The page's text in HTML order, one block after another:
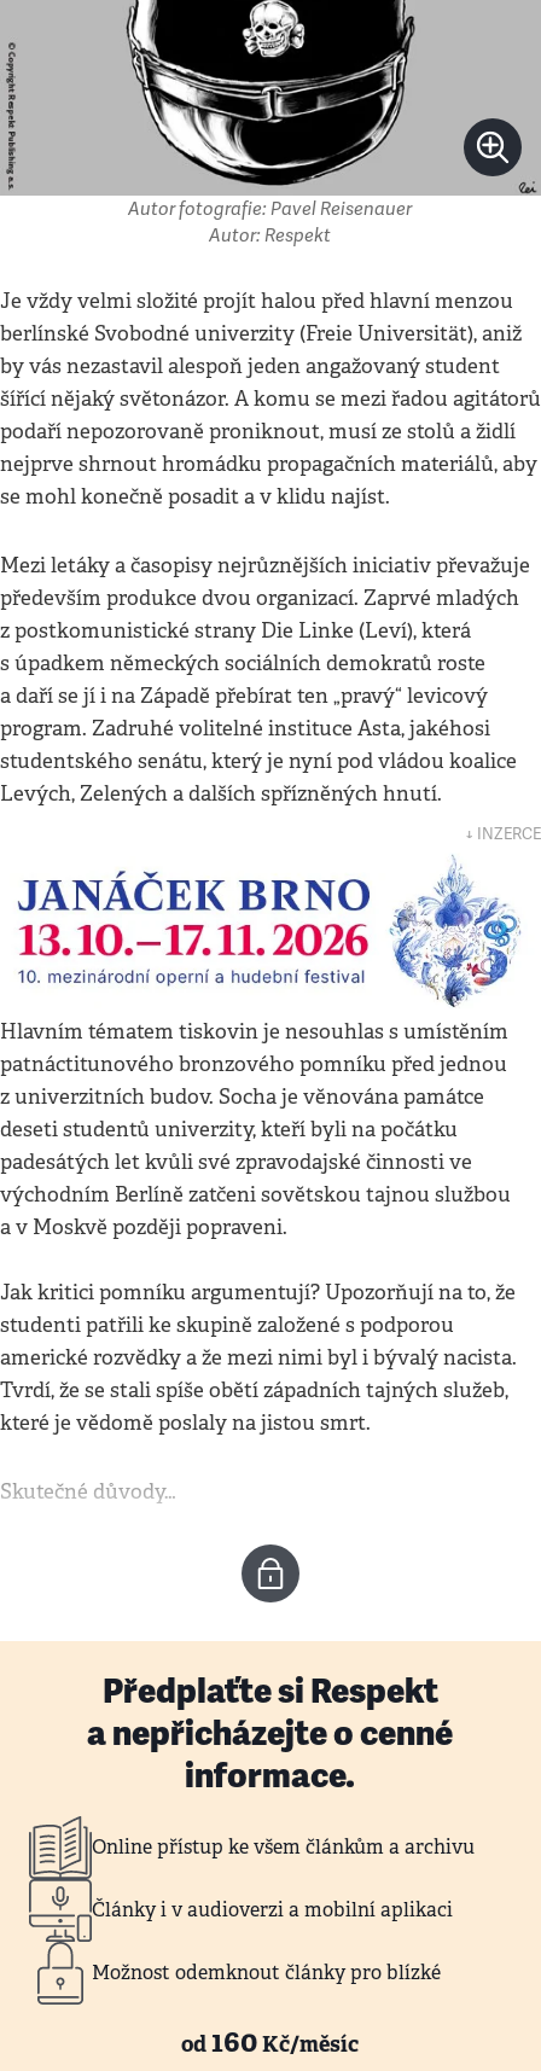
Autor fotografie: Pavel Reisenauer
Autor: Respekt
Je vždy velmi složité projít halou před hlavní menzou
berlínské Svobodné univerzity (Freie Universität), aniž
by vás nezastavil alespoň jeden angažovaný student
šířící nějaký světonázor. A komu se mezi řadou agitátorů
podaří nepozorovaně proniknout, musí ze stolů a židlí
nejprve shrnout hromádku propagačních materiálů, aby
se mohl konečně posadit a v klidu najíst.
Mezi letáky a časopisy nejrůznějších iniciativ převažuje
především produkce dvou organizací. Zaprvé mladých
z postkomunistické strany Die Linke (Leví), která
s úpadkem německých sociálních demokratů roste
a daří se jí i na Západě přebírat ten „pravý“ levicový
program. Zadruhé volitelné instituce Asta, jakéhosi
studentského senátu, který je nyní pod vládou koalice
Levých, Zelených a dalších spřízněných hnutí.
↓ INZERCE
Hlavním tématem tiskovin je nesouhlas s umístěním
patnáctitunového bronzového pomníku před jednou
z univerzitních budov. Socha je věnována památce
deseti studentů univerzity, kteří byli na počátku
padesátých let kvůli své zpravodajské činnosti ve
východním Berlíně zatčeni sovětskou tajnou službou
a v Moskvě později popraveni.
Jak kritici pomníku argumentují? Upozorňují na to, že
studenti patřili ke skupině založené s podporou
americké rozvědky a že mezi nimi byl i bývalý nacista.
Tvrdí, že se stali spíše obětí západních tajných služeb,
které je vědomě poslaly na jistou smrt.
Skutečné důvody…
Předplaťte si Respekt
a nepřicházejte o cenné
informace.
Online přístup ke všem článkům a archivu
Články i v audioverzi a mobilní aplikaci
Možnost odemknout články pro blízké
od160Kč/měsíc